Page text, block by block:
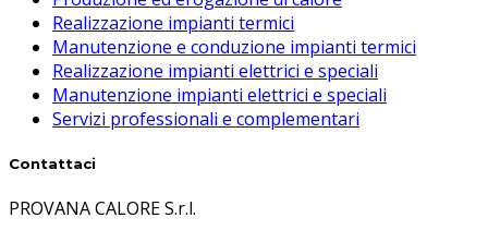
Realizzazione impianti termici
Manutenzione e conduzione impianti termici
Realizzazione impianti elettrici e speciali
Manutenzione impianti elettrici e speciali
Servizi professionali e complementari
Contattaci
PROVANA CALORE S.r.l.